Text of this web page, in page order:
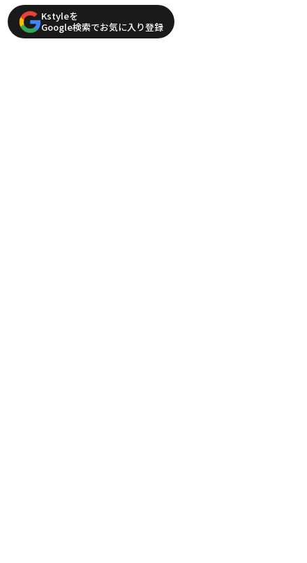
Kstyleを
Google検索でお気に入り登録